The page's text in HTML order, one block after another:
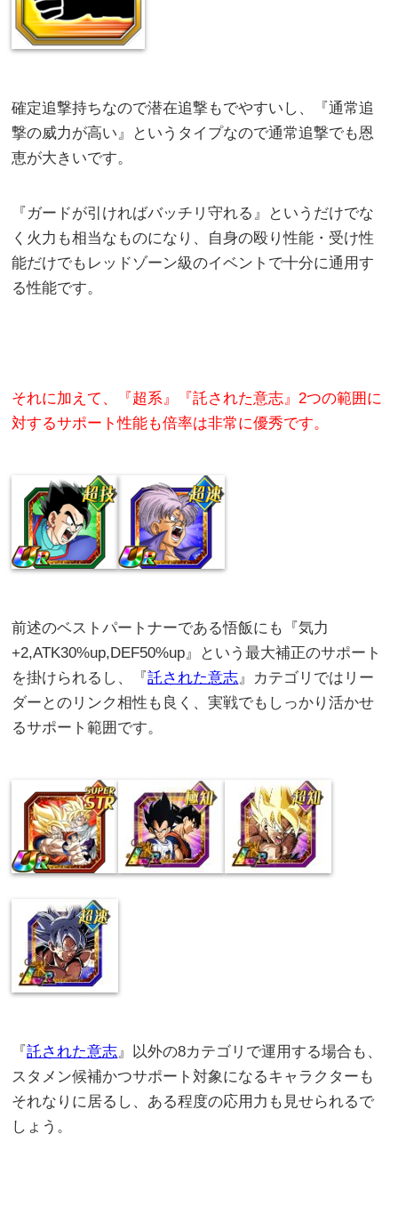
確定追撃持ちなので潜在追撃もでやすいし、『通常追
撃の威力が高い』というタイプなので通常追撃でも恩
恵が大きいです。
『ガードが引ければバッチリ守れる』というだけでな
く火力も相当なものになり、自身の殴り性能・受け性
能だけでもレッドゾーン級のイベントで十分に通用す
る性能です。
それに加えて、『超系』『託された意志』2つの範囲に
対するサポート性能も倍率は非常に優秀です。
前述のベストパートナーである悟飯にも『気力
+2,ATK30%up,DEF50%up』という最大補正のサポート
を掛けられるし、『託された意志 』カテゴリではリー
ダーとのリンク相性も良く、実戦でもしっかり活かせ
るサポート範囲です。
『託された意志 』以外の8カテゴリで運用する場合も、
スタメン候補かつサポート対象になるキャラクターも
それなりに居るし、ある程度の応用力も見せられるで
しょう。